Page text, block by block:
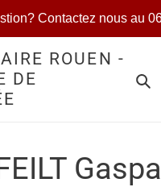
Contactez nous au
ROUEN -
DE